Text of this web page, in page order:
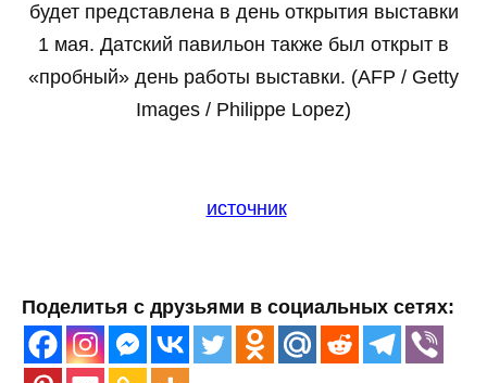
будет представлена в день открытия выставки
1 мая. Датский павильон также был открыт в
«пробный» день работы выставки. (AFP / Getty
Images / Philippe Lopez)
источник
Поделитья с друзьями в социальных сетях: